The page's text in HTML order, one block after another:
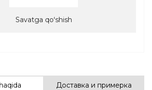
Savatga qoʻshish
Доставка и примерка